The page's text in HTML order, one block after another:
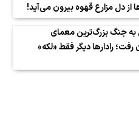
دل مزارع قهوه بیرون می‌آید!
جنگ بزرگ‌ترین معمای
رادارها دیگر فقط «لکه»